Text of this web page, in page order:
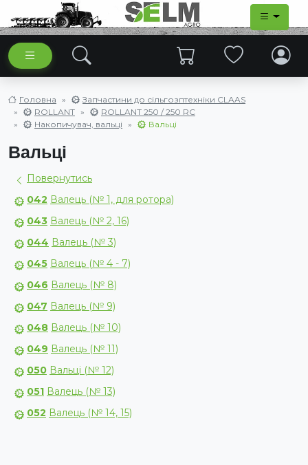
Головна
Запчастини до сільгозптехніки CLAAS
ROLLANT
ROLLANT 250 / 250 RC
Накопичувач, вальці
Вальці
Вальці
Повернутись
042 Валець (№ 1, для ротора)
043 Валець (№ 2, 16)
044 Валець (№ 3)
045 Валець (№ 4 - 7)
046 Валець (№ 8)
047 Валець (№ 9)
048 Валець (№ 10)
049 Валець (№ 11)
050 Вальці (№ 12)
051 Валець (№ 13)
052 Валець (№ 14, 15)